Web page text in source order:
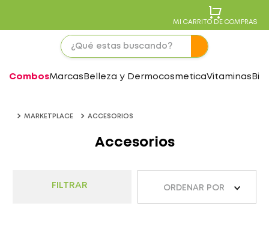
MI CARRITO DE COMPRAS
CombosMarcas Belleza y DermocosmeticaVitaminas
MARKETPLACE ACCESORIOS
Accesorios
FILTRAR ORDENAR POR